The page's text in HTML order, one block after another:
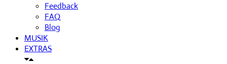
Feedback
FAQ
Blog
MUSIK
EXTRAS